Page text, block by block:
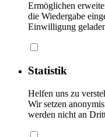
Ermöglichen
die Wiedergabe
Einwilligung
Statistik
Helfen uns zu
Wir setzen
werden nicht an